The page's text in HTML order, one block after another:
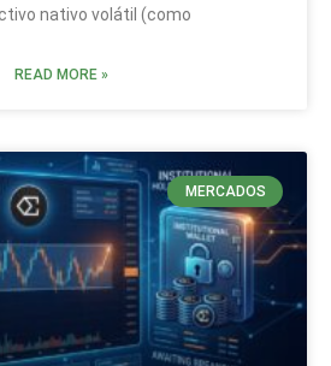
nativo volátil (como
READ MORE »
MERCADOS